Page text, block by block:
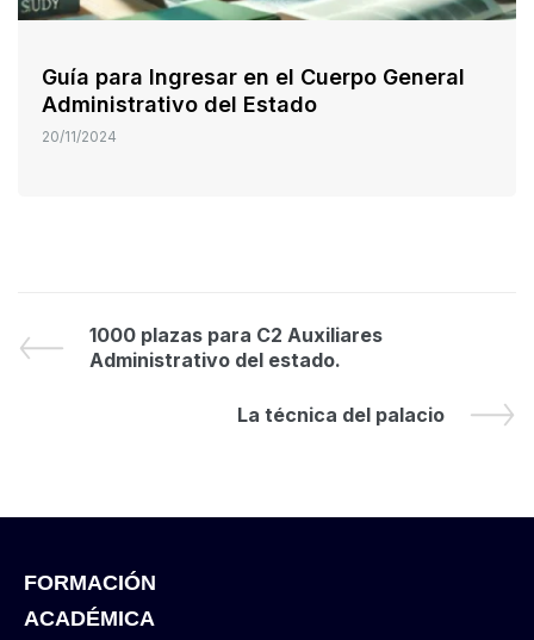
Guía para Ingresar en el Cuerpo General
Administrativo del Estado
20/11/2024
1000 plazas para C2 Auxiliares
Administrativo del estado.
La técnica del palacio
FORMACIÓN
ACADÉMICA